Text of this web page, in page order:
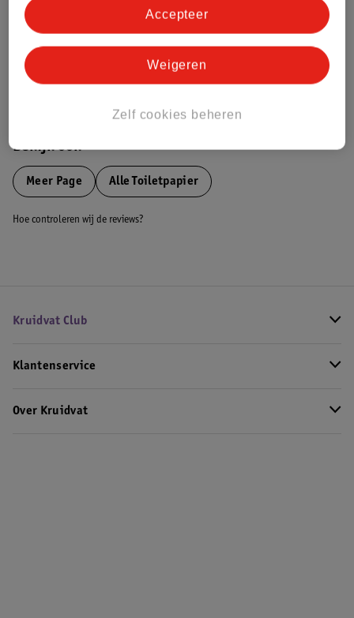
Impact Score.
Meer informatie
Bestel & Bezorginformatie
Bekijk ook
Meer Page Alle Toiletpapier
Hoe controleren wij de reviews?
Kruidvat Club
Klantenservice
Over Kruidvat
Zelf cookies beheren
Weigeren
Accepteer